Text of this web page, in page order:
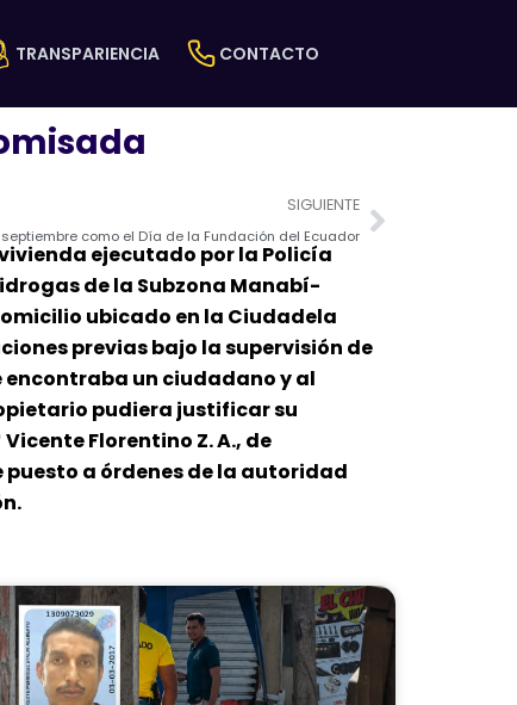
TRANSPARIENCIA CONTACTO
SIGUIENTE
como el Día de la Fundación del Ecuador
Next
ejecutado por la Policía
de la Subzona Manabí-
ubicado en la Ciudadela
previas bajo la supervisión de
encontraba un ciudadano y al
pudiera justificar su
Florentino Z. A., de
a órdenes de la autoridad